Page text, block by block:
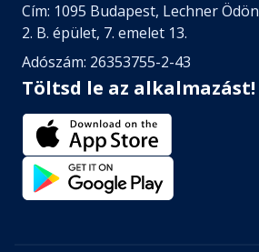
Cím: 1095 Budapest, Lechner
2. B. épület, 7. emelet 13.
Adószám: 26353755-2-43
Töltsd le az alkalmazást!